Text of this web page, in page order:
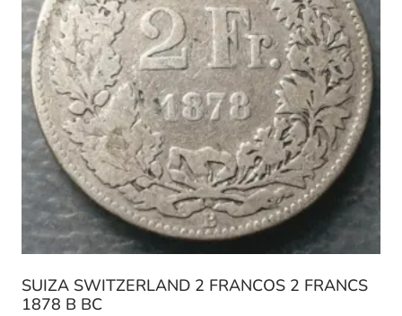
SUIZA SWITZERLAND 2 FRANCOS 2 FRANCS
1878 B BC